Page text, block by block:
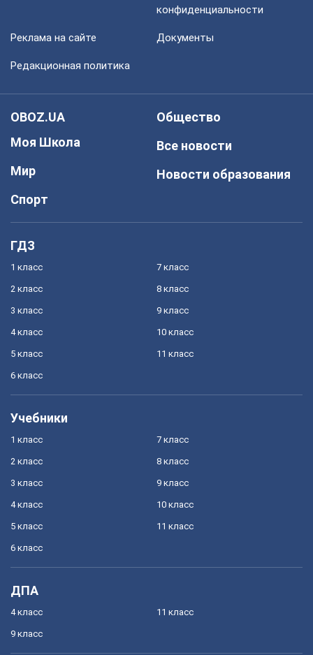
конфиденциальности
Реклама на сайте Документы
Редакционная политика
OBOZ.UA
Моя Школа
Мир
Спорт
Общество
Все новости
Новости образования
ГДЗ
1 класс
2 класс
3 класс
4 класс
5 класс
6 класс
7 класс
8 класс
9 класс
10 класс
11 класс
Учебники
1 класс
2 класс
3 класс
4 класс
5 класс
6 класс
7 класс
8 класс
9 класс
10 класс
11 класс
ДПА
4 класс
9 класс
11 класс